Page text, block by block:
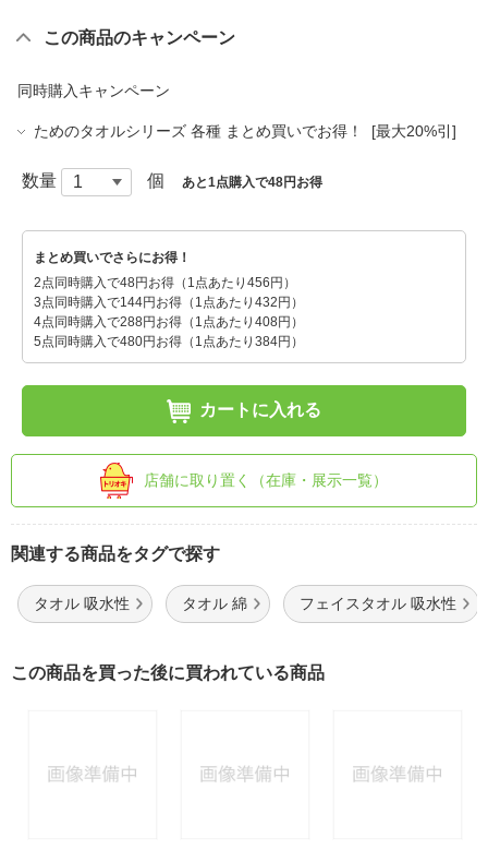
この商品のキャンペーン
同時購入キャンペーン
ためのタオルシリーズ 各種 まとめ買いでお得！ [最大20%引]
数量 個 あと1点購入で48円お得
まとめ買いでさらにお得！
2点同時購入で48円お得（1点あたり456円）
3点同時購入で144円お得（1点あたり432円）
4点同時購入で288円お得（1点あたり408円）
5点同時購入で480円お得（1点あたり384円）
カートに入れる
店舗に取り置く（在庫・展示一覧）
関連する商品をタグで探す
タオル 吸水性 タオル 綿 フェイスタオル 吸水性
この商品を買った後に買われている商品